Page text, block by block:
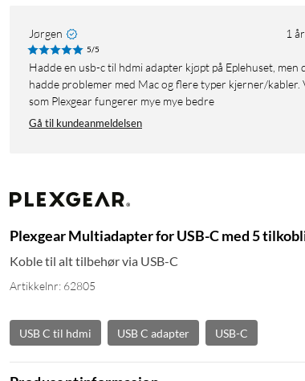
Jørgen 1
5/5
Hadde en usb-c til hdmi adapter kjøpt på Eplehuset, men den
hadde problemer med Mac og flere typer kjerner/kabler.
som Plexgear fungerer mye mye bedre
Gå til kundeanmeldelsen
Plexgear Multiadapter for USB-C med 5
Koble til alt tilbehør via USB-C
Artikkelnr: 62805
USB C til hdmi USB C adapter USB-C